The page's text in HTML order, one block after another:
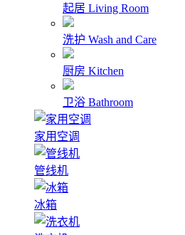
起居 Living Room
洗护 Wash and Care
厨房 Kitchen
卫浴 Bathroom
家用空调
管线机
冰箱